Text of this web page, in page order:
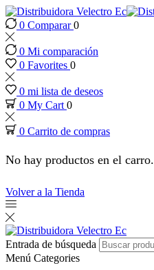
panel
panel
paketleri
0 Comparar0
0 Mi comparación
0 Favorites 0
0 mi lista de deseos
0 My Cart 0
0 Carrito de compras
No hay productos en el carro.
Volver a la Tienda
Entrada de búsqueda
Menú Categories